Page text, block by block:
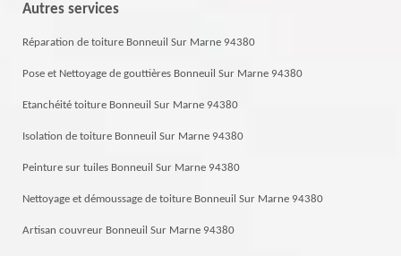
Autres services
Réparation de toiture Bonneuil Sur Marne 94380
Pose et Nettoyage de gouttières Bonneuil Sur Marne 94380
Etanchéité toiture Bonneuil Sur Marne 94380
Isolation de toiture Bonneuil Sur Marne 94380
Peinture sur tuiles Bonneuil Sur Marne 94380
Nettoyage et démoussage de toiture Bonneuil Sur Marne 94380
Artisan couvreur Bonneuil Sur Marne 94380